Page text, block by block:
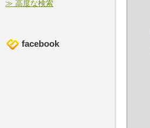
≫ 高度な検索
facebook